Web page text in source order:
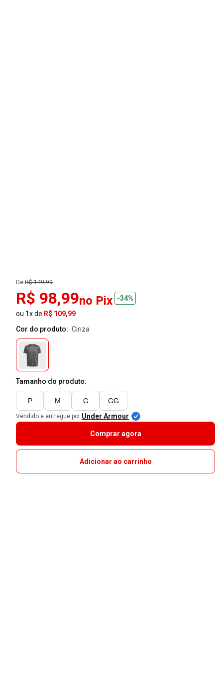
De:R$ 149,99
R$ 98,99no Pix
-34%
ou 1x de R$ 109,99
Cor do produto:
cinza
Tamanho do produto:
P M G GG
Vendido e entregue por Under Armour
Comprar agora
Adicionar ao carrinho